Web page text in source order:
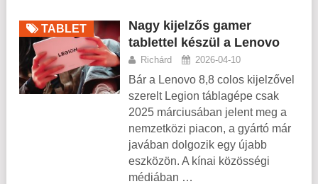
TABLET
Nagy kijelzős gamer
tablettel készül a Lenovo
Richárd 2026-04-10
Bár a Lenovo 8,8 colos kijelzővel
szerelt Legion táblagépe csak
2025 márciusában jelent meg a
nemzetközi piacon, a gyártó már
javában dolgozik egy újabb
eszközön. A kínai közösségi
médiában …